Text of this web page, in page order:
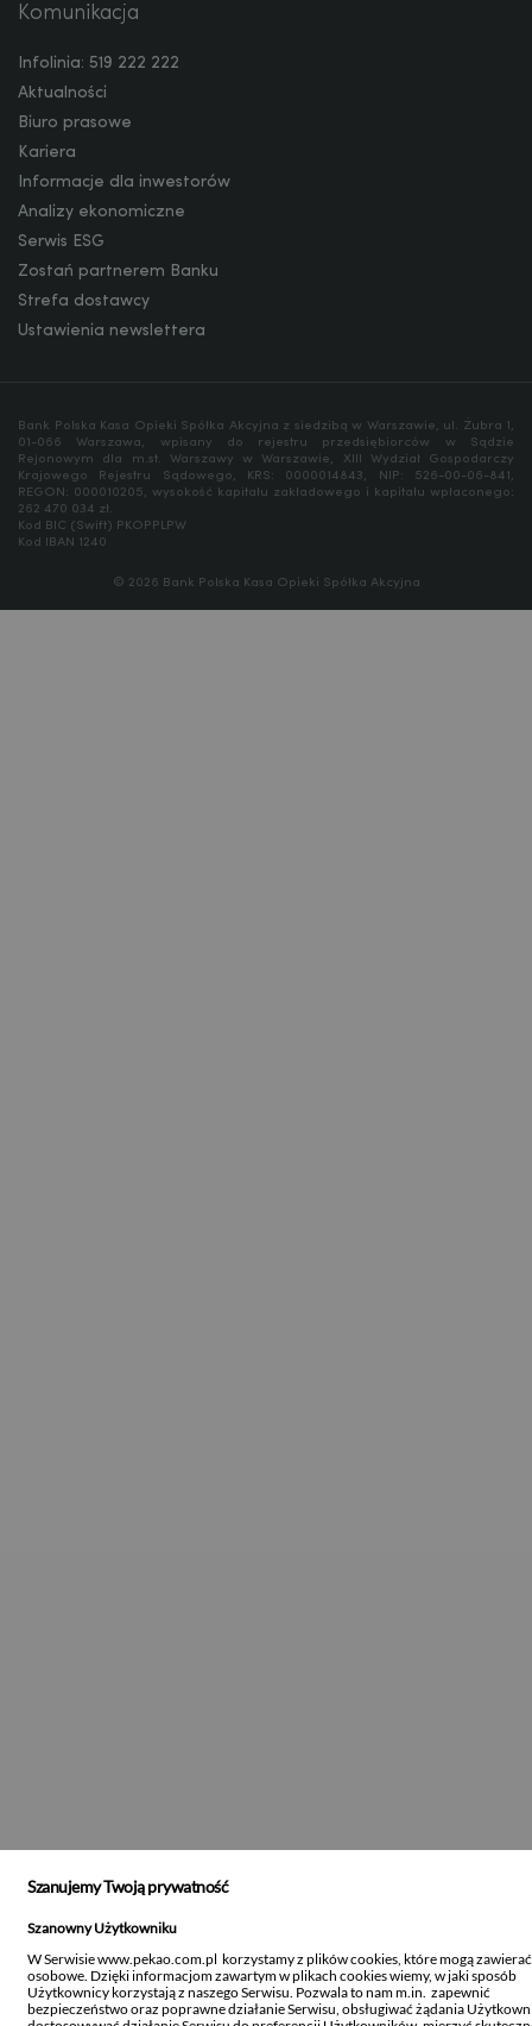
Komunikacja
Infolinia: 519 222 222
Aktualności
Biuro prasowe
Kariera
Informacje dla inwestorów
Analizy ekonomiczne
Serwis ESG
Zostań partnerem Banku
Strefa dostawcy
Ustawienia newslettera
Bank Polska Kasa Opieki Spółka Akcyjna z siedzibą w Warszawie, ul. Żubra 1,
01-066 Warszawa, wpisany do rejestru przedsiębiorców w Sądzie
Rejonowym dla m.st. Warszawy w Warszawie, XIII Wydział Gospodarczy
Krajowego Rejestru Sądowego, KRS: 0000014843, NIP: 526-00-06-841,
REGON: 000010205, wysokość kapitału zakładowego i kapitału wpłaconego:
262 470 034 zł.
Kod BIC (Swift) PKOPPLPW
Kod IBAN 1240
© 2026 Bank Polska Kasa Opieki Spółka Akcyjna
Szanujemy Twoją prywatność
Szanowny Użytkowniku
W Serwisie www.pekao.com.pl korzystamy z plików cookies, które mogą
osobowe. Dzięki informacjom zawartym w plikach cookies wiemy, w jaki sposób
Użytkownicy korzystają z naszego Serwisu. Pozwala to nam m.in. zapewnić
bezpieczeństwo oraz poprawne działanie Serwisu, obsługiwać żądania